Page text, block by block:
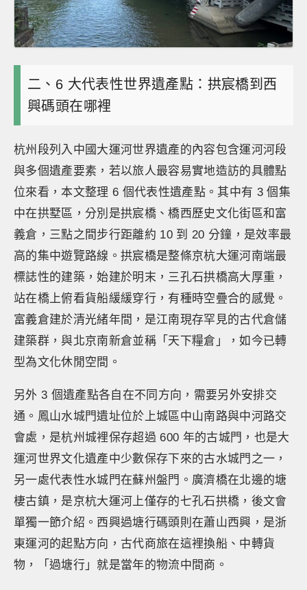
二、6 大代表性世界遺產點：拱宸橋到西
興碼頭在哪裡
杭州段列入中國大運河世界遺產的內容包含運河河段
與多個遺產要素，若以旅人最容易實地造訪的具體點
位來看，本文整理 6 個代表性遺產點。其中有 3 個集
中在拱墅區，分別是拱宸橋、橋西歷史文化街區和富
義倉，三點之間步行距離約 10 到 20 分鐘，是效率最
高的集中遊覽路線。拱宸橋是整條京杭大運河南端最
標誌性的建築，始建於明末，三孔石拱橋高大厚重，
站在橋上俯看貨船緩緩穿行，有種時空疊合的感覺。
富義倉建於清光緒年間，是江南現存罕見的古代倉儲
建築群，與北京南新倉並稱「天下糧倉」，如今已轉
型為文化休閒空間。
另外 3 個遺產點各自在不同方向，需要另外安排交
通。鳳山水城門遺址位於上城區中山南路與中河路交
會處，是杭州城裡保存超過 600 年的古城門，也是大
運河世界文化遺產中少數保存下來的古水城門之一，
另一處代表性水城門在蘇州盤門。廣濟橋在北邊的塘
棲古鎮，是京杭大運河上僅存的七孔石拱橋，後文會
單獨一節介紹。西興過塘行碼頭則在蕭山西興，是浙
東運河的起點方向，古代商旅在這裡換船、中轉貨
物，「過塘行」就是當年的物流中間商。